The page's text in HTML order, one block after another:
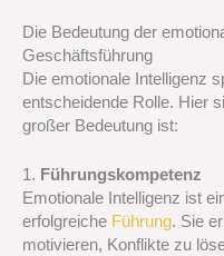
Die Bedeutung der
Geschäftsführung
Die emotionale Intelligenz
entscheidende Rolle. Hier
großer Bedeutung ist:
1. Führungskompetenz
Emotionale Intelligenz ist
erfolgreiche Führung. Sie
motivieren, Konflikte zu